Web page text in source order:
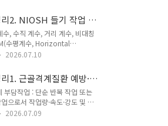
2. NIOSH 들기 작업 지
, 수직 계수, 거리 계수, 비대칭
수평계수, Horizontal
Multiplier)DM(거리계수,
Multiplier)CM(결합계수,
들기 지침의 4가지 기준 역학
학적 기준, 정신물리학적 기준 ■
1) 요통발생 가능성이 있으므로
도록 작업을 설계/재설계할 필
2026.07.10
1. 근골격계질환 예방·
업 용어
부담작업 : 단순 반복 작업 또는
으로서 작업량·속도·강도 및 작
장관이 정하여 고시하는 작
2026.07.09